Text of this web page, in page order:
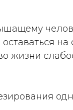
на
жизни